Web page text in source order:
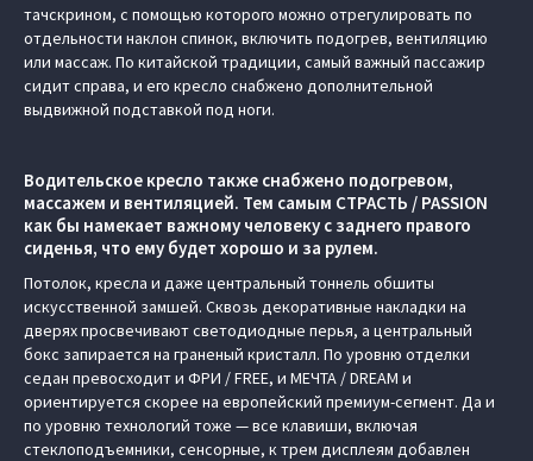
тачскрином, с помощью которого можно отрегулировать по
отдельности наклон спинок, включить подогрев, вентиляцию
или массаж. По китайской традиции, самый важный пассажир
сидит справа, и его кресло снабжено дополнительной
выдвижной подставкой под ноги.
Водительское кресло также снабжено подогревом,
массажем и вентиляцией. Тем самым СТРАСТЬ / PASSION
как бы намекает важному человеку с заднего правого
сиденья, что ему будет хорошо и за рулем.
Потолок, кресла и даже центральный тоннель обшиты
искусственной замшей. Сквозь декоративные накладки на
дверях просвечивают светодиодные перья, а центральный
бокс запирается на граненый кристалл. По уровню отделки
седан превосходит и ФРИ / FREE, и МЕЧТА / DREAM и
ориентируется скорее на европейский премиум-сегмент. Да и
по уровню технологий тоже — все клавиши, включая
стеклоподъемники, сенсорные, к трем дисплеям добавлен